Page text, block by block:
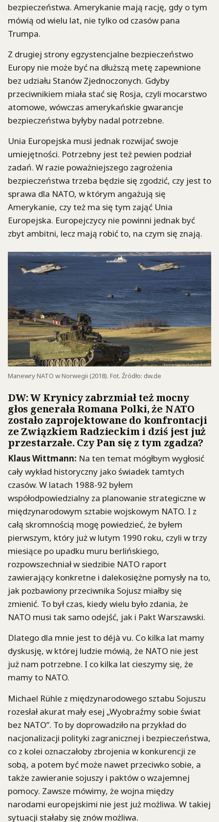
bezpieczeństwa. Amerykanie mają rację, gdy o tym
mówią od wielu lat, nie tylko od czasów pana
Trumpa.
Z drugiej strony egzystencjalne bezpieczeństwo
Europy nie może być na dłuższą metę zapewnione
bez udziału Stanów Zjednoczonych. Gdyby
przeciwnikiem miała stać się Rosja, czyli mocarstwo
atomowe, wówczas amerykańskie gwarancje
bezpieczeństwa byłyby nadal potrzebne.
Unia Europejska musi jednak rozwijać swoje
umiejętności. Potrzebny jest też pewien podział
zadań. W razie poważniejszego zagrożenia
bezpieczeństwa trzeba będzie się zgodzić, czy jest to
sprawa dla NATO, w którym angażują się
Amerykanie, czy też ma się tym zająć Unia
Europejska. Europejczycy nie powinni jednak być
zbyt ambitni, lecz mają robić to, na czym się znają.
Manewry NATO w Norwegii (2018). Fot. Źródło: dw.de
DW: W Krynicy zabrzmiał też mocny
głos generała Romana Polki, że NATO
zostało zaprojektowane do konfrontacji
ze Związkiem Radzieckim i dziś jest już
przestarzałe. Czy Pan się z tym zgadza?
KlausWittmann: Na ten temat mógłbym wygłosić
cały wykład historyczny jako świadek tamtych
czasów. W latach 1988-92 byłem
współodpowiedzialny za planowanie strategiczne w
międzynarodowym sztabie wojskowym NATO. I z
całą skromnością mogę powiedzieć, że byłem
pierwszym, który już w lutym 1990 roku, czyli w trzy
miesiące po upadku muru berlińskiego,
rozpowszechniał w siedzibie NATO raport
zawierający konkretne i dalekosiężne pomysły na to,
jak pozbawiony przeciwnika Sojusz miałby się
zmienić. To był czas, kiedy wielu było zdania, że
NATO musi tak samo odejść, jak i Pakt Warszawski.
Dlatego dla mnie jest to déjà vu. Co kilka lat mamy
dyskusję, w której ludzie mówią, że NATO nie jest
już nam potrzebne. I co kilka lat cieszymy się, że
mamy to NATO.
Michael Rühle z międzynarodowego sztabu Sojuszu
rozesłał akurat mały esej „Wyobraźmy sobie świat
bez NATO”. To by doprowadziło na przykład do
nacjonalizacji polityki zagranicznej i bezpieczeństwa,
co z kolei oznaczałoby zbrojenia w konkurencji ze
sobą, a potem być może nawet przeciwko sobie, a
także zawieranie sojuszy i paktów o wzajemnej
pomocy. Zawsze mówimy, że wojna między
narodami europejskimi nie jest już możliwa. W takiej
sytuacji stałaby się znów możliwa.